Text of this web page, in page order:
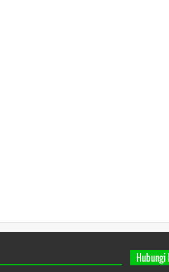
Hubungi